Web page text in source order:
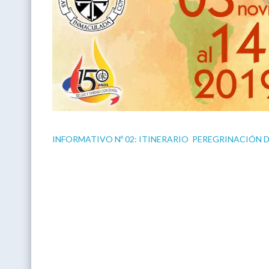
INFORMATIVO Nº 02: ITINERARIO PEREGRINACIÓN